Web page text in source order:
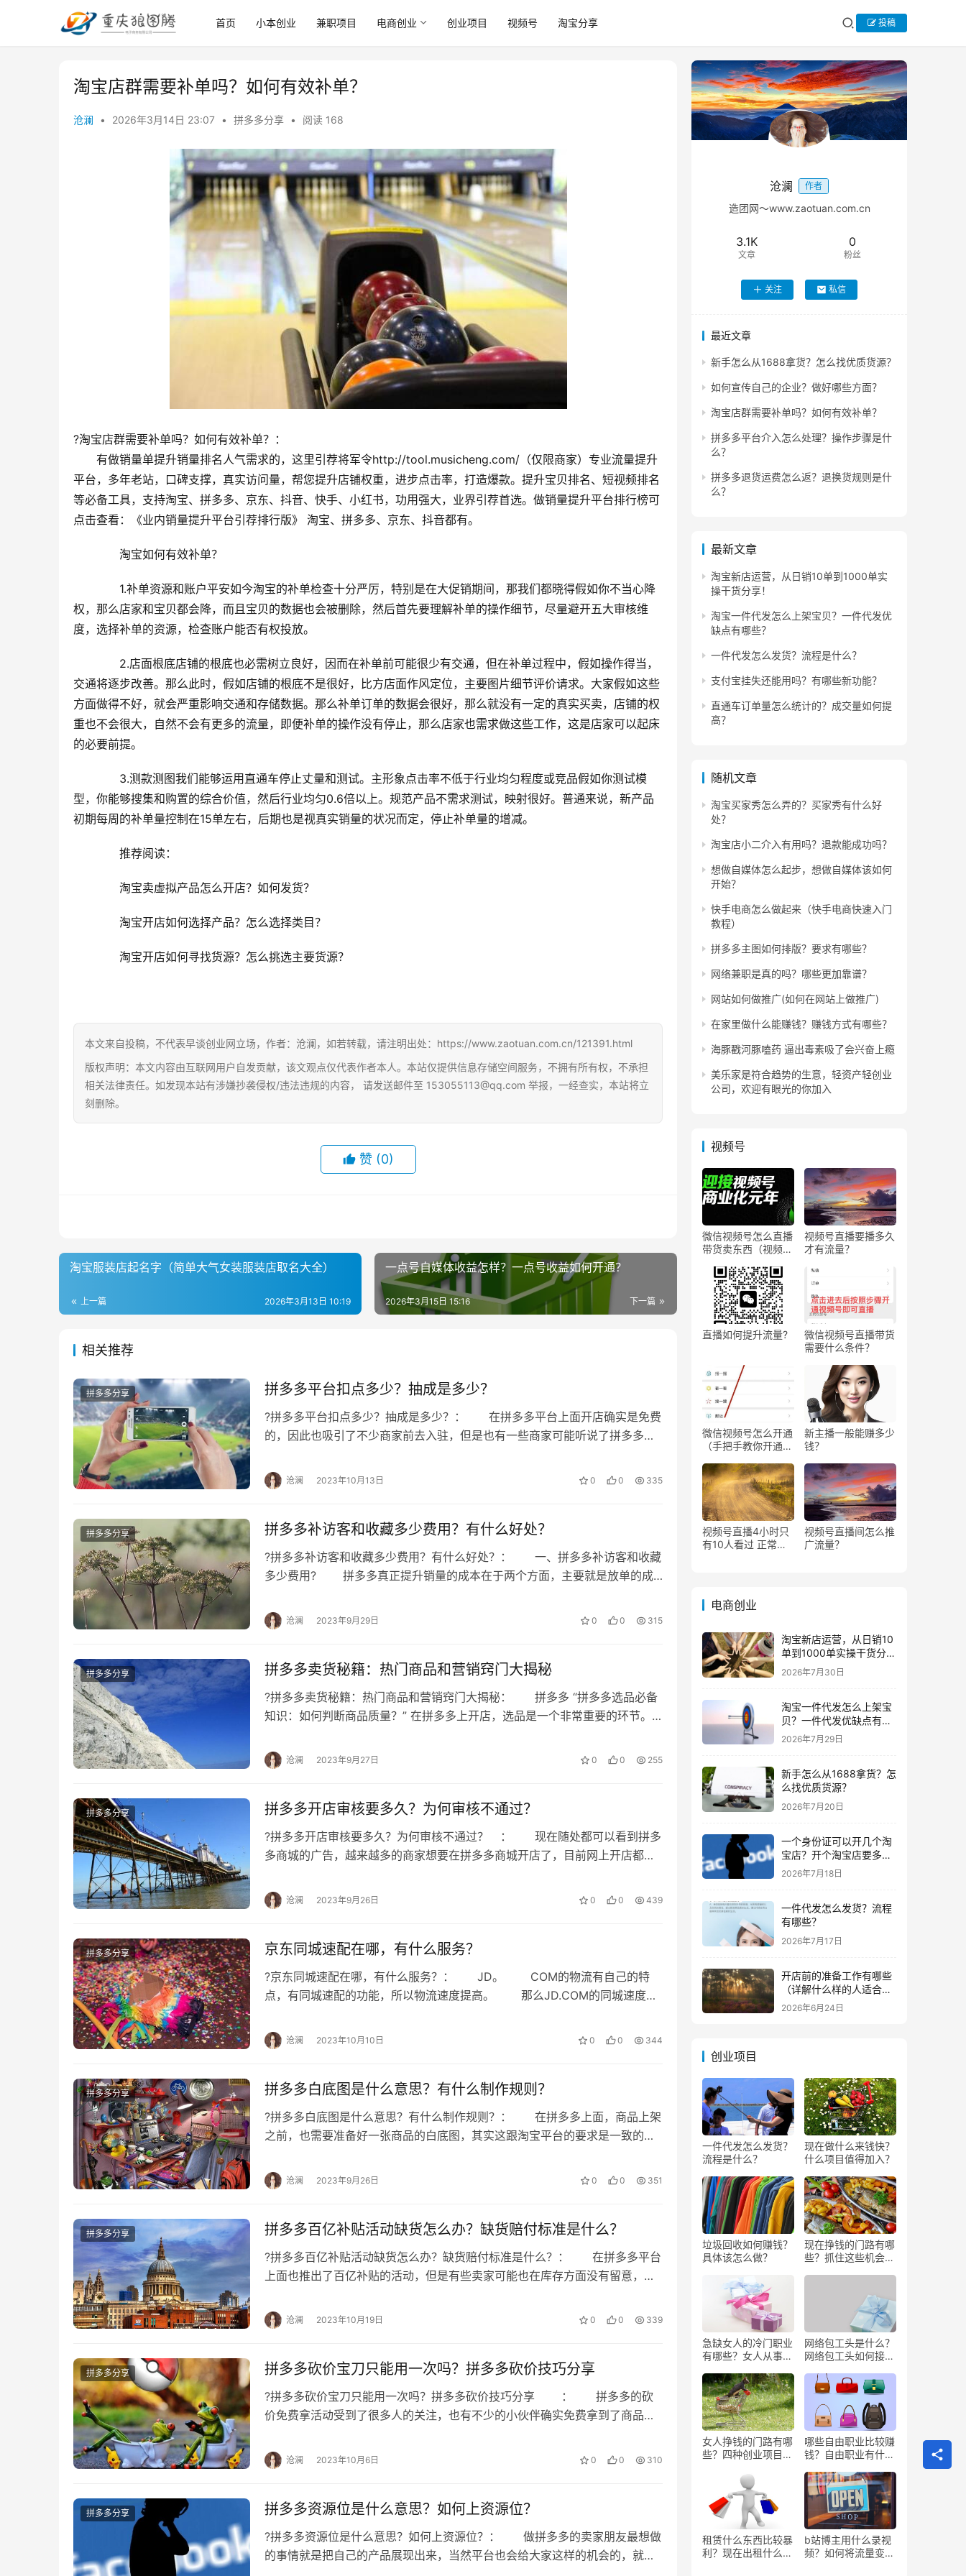
首页 小本创业 兼职项目 电商创业 创业项目 视频号 淘宝分享 投稿
淘宝店群需要补单吗？如何有效补单？
沧澜 • 2026年3月14日 23:07 • 拼多多分享 • 阅读 168
?淘宝店群需要补单吗？如何有效补单？：
有做销量单提升销量排名人气需求的，这里引荐将军令http://tool.musicheng.com/（仅限商家）专业流量提升
平台，多年老站，口碑支撑，真实访问量，帮您提升店铺权重，进步点击率，打造爆款。提升宝贝排名、短视频排名
等必备工具，支持淘宝、拼多多、京东、抖音、快手、小红书，功用强大，业界引荐首选。做销量提升平台排行榜可
点击查看：《业内销量提升平台引荐排行版》 淘宝、拼多多、京东、抖音都有。
淘宝如何有效补单？
1.补单资源和账户平安如今淘宝的补单检查十分严厉，特别是在大促销期间，那我们都晓得假如你不当心降
权，那么店家和宝贝都会降，而且宝贝的数据也会被删除，然后首先要理解补单的操作细节，尽量避开五大审核维
度，选择补单的资源，检查账户能否有权投放。
2.店面根底店铺的根底也必需树立良好，因而在补单前可能很少有交通，但在补单过程中，假如操作得当，
交通将逐步改善。那么此时，假如店铺的根底不是很好，比方店面作风定位，主要图片细节评价请求。大家假如这些
方面做得不好，就会严重影响交通和存储数据。那么补单订单的数据会很好，那么就没有一定的真实买卖，店铺的权
重也不会很大，自然不会有更多的流量，即便补单的操作没有停止，那么店家也需求做这些工作，这是店家可以起床
的必要前提。
3.测款测图我们能够运用直通车停止丈量和测试。主形象点击率不低于行业均匀程度或竞品假如你测试模
型，你能够搜集和购置的综合价值，然后行业均匀0.6倍以上。规范产品不需求测试，映射很好。普通来说，新产品
初期每周的补单量控制在15单左右，后期也是视真实销量的状况而定，停止补单量的增减。
推荐阅读：
淘宝卖虚拟产品怎么开店？如何发货？
淘宝开店如何选择产品？怎么选择类目？
淘宝开店如何寻找货源？怎么挑选主要货源？
本文来自投稿，不代表早谈创业网立场，作者：沧澜，如若转载，请注明出处：https://www.zaotuan.com.cn/121391.html
版权声明：本文内容由互联网用户自发贡献，该文观点仅代表作者本人。本站仅提供信息存储空间服务，不拥有所有权，不承担
相关法律责任。如发现本站有涉嫌抄袭侵权/违法违规的内容， 请发送邮件至 153055113@qq.com 举报，一经查实，本站将立
刻删除。
赞 (0)
淘宝服装店起名字（简单大气女装服装店取名大全）
上一篇 2026年3月13日 10:19
一点号自媒体收益怎样？一点号收益如何开通？
下一篇
2026年3月15日 15:16
相关推荐
拼多多分享 拼多多平台扣点多少？抽成是多少？
?拼多多平台扣点多少？抽成是多少？： 在拼多多平台上面开店确实是免费
的，因此也吸引了不少商家前去入驻，但是也有一些商家可能听说了拼多多平
沧澜 2023年10月13日 0 0 335
拼多多分享 拼多多补访客和收藏多少费用？有什么好处？
?拼多多补访客和收藏多少费用？有什么好处？： 一、拼多多补访客和收藏
多少费用? 拼多多真正提升销量的成本在于两个方面，主要就是放单的成
沧澜 2023年9月29日 0 0 315
拼多多分享 拼多多卖货秘籍：热门商品和营销窍门大揭秘
?拼多多卖货秘籍：热门商品和营销窍门大揭秘： 拼多多 “拼多多选品必备
知识：如何判断商品质量？” 在拼多多上开店，选品是一个非常重要的环节。
沧澜 2023年9月27日 0 0 255
拼多多分享 拼多多开店审核要多久？为何审核不通过？
?拼多多开店审核要多久？为何审核不通过？ ： 现在随处都可以看到拼多
多商城的广告，越来越多的商家想要在拼多多商城开店了，目前网上开店都是
沧澜 2023年9月26日 0 0 439
拼多多分享 京东同城速配在哪，有什么服务？
?京东同城速配在哪，有什么服务？： JD。 COM的物流有自己的特
点，有同城速配的功能，所以物流速度提高。 那么JD.COM的同城速度匹
沧澜 2023年10月10日 0 0 344
拼多多分享 拼多多白底图是什么意思？有什么制作规则？
?拼多多白底图是什么意思？有什么制作规则？： 在拼多多上面，商品上架
之前，也需要准备好一张商品的白底图，其实这跟淘宝平台的要求是一致的，
沧澜 2023年9月26日 0 0 351
拼多多分享 拼多多百亿补贴活动缺货怎么办？缺货赔付标准是什么？
?拼多多百亿补贴活动缺货怎么办？缺货赔付标准是什么？： 在拼多多平台
上面也推出了百亿补贴的活动，但是有些卖家可能也在库存方面没有留意，导
沧澜 2023年10月19日 0 0 339
拼多多分享 拼多多砍价宝刀只能用一次吗？拼多多砍价技巧分享
?拼多多砍价宝刀只能用一次吗？拼多多砍价技巧分享 ： 拼多多的砍
价免费拿活动受到了很多人的关注，也有不少的小伙伴确实免费拿到了商品，
沧澜 2023年10月6日 0 0 310
拼多多分享 拼多多资源位是什么意思？如何上资源位？
?拼多多资源位是什么意思？如何上资源位？： 做拼多多的卖家朋友最想做
的事情就是把自己的产品展现出来，当然平台也会给大家这样的机会的，就是
沧澜 作者
造团网～www.zaotuan.com.cn
3.1K
文章
0
粉丝
关注 私信
最近文章
新手怎么从1688拿货？怎么找优质货源？
如何宣传自己的企业？做好哪些方面？
淘宝店群需要补单吗？如何有效补单？
拼多多平台介入怎么处理？操作步骤是什
么？
拼多多退货运费怎么返？退换货规则是什
么？
最新文章
淘宝新店运营，从日销10单到1000单实
操干货分享！
淘宝一件代发怎么上架宝贝？一件代发优
缺点有哪些？
一件代发怎么发货？流程是什么？
支付宝挂失还能用吗？有哪些新功能？
直通车订单量怎么统计的？成交量如何提
高？
随机文章
淘宝买家秀怎么弄的？买家秀有什么好
处？
淘宝店小二介入有用吗？退款能成功吗？
想做自媒体怎么起步，想做自媒体该如何
开始？
快手电商怎么做起来（快手电商快速入门
教程）
拼多多主图如何排版？要求有哪些？
网络兼职是真的吗？哪些更加靠谱？
网站如何做推广(如何在网站上做推广)
在家里做什么能赚钱？赚钱方式有哪些？
海豚戳河豚嗑药 逼出毒素吸了会兴奋上瘾
美乐家是符合趋势的生意，轻资产轻创业
公司，欢迎有眼光的你加入
视频号
微信视频号怎么直播
带货卖东西（视频号
视频号直播要播多久
才有流量？
直播如何提升流量?
微信视频号直播带货
需要什么条件？
微信视频号怎么开通
（手把手教你开通微
新主播一般能赚多少
钱？
视频号直播4小时只
有10人看过 正常
视频号直播间怎么推
广流量？
电商创业
淘宝新店运营，从日销10
单到1000单实操干货分
享！
2026年7月30日
淘宝一件代发怎么上架宝
贝？一件代发优缺点有哪
些？
2026年7月29日
新手怎么从1688拿货？怎
么找优质货源？
2026年7月20日
一个身份证可以开几个淘
宝店？开个淘宝店要多少
钱？
2026年7月18日
一件代发怎么发货？流程
有哪些？
2026年7月17日
开店前的准备工作有哪些
（详解什么样的人适合做
生意）
2026年6月24日
创业项目
一件代发怎么发货？
流程是什么？
现在做什么来钱快？
什么项目值得加入？
垃圾回收如何赚钱？
具体该怎么做？
现在挣钱的门路有哪
些？抓住这些机会闷
急缺女人的冷门职业
有哪些？女人从事哪
网络包工头是什么？
网络包工头如何接业
女人挣钱的门路有哪
些？四种创业项目推
哪些自由职业比较赚
钱？自由职业有什么
租赁什么东西比较暴
利？现在出租什么更
b站博主用什么录视
频？如何将流量变